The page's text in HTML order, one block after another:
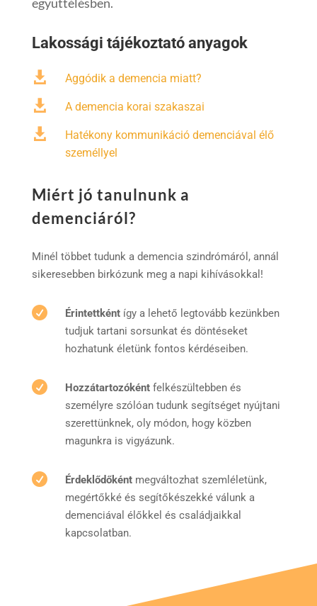
Lakossági tájékoztató anyagok
 Aggódik a demencia miatt?
 A demencia korai szakaszai

Hatékony kommunikáció demenciával élő
személlyel
Miért jó tanulnunk a
demenciáról?
Minél többet tudunk a demencia szindrómáról, annál
sikeresebben birkózunk meg a napi kihívásokkal!
 Érintettkéntígy a lehető legtovább kezünkben
tudjuk tartani sorsunkat és döntéseket
hozhatunk életünk fontos kérdéseiben.
 Hozzátartozókéntfelkészültebben és
személyre szólóan tudunk segítséget nyújtani
szerettünknek, oly módon, hogy közben
magunkra is vigyázunk.
 Érdeklődőkéntmegváltozhat szemléletünk,
megértőkké és segítőkészekké válunk a
demenciával élőkkel és családjaikkal
kapcsolatban.